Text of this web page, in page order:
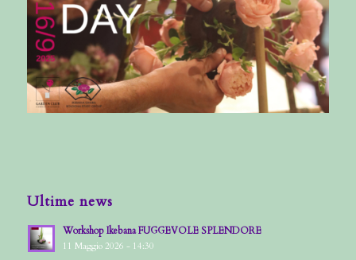
Ultime news
Workshop Ikebana FUGGEVOLE SPLENDORE
11 Maggio 2026 - 14:30